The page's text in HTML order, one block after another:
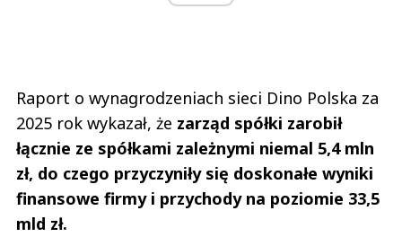
Raport o wynagrodzeniach sieci Dino Polska za
2025 rok wykazał, że zarząd spółki zarobił
łącznie ze spółkami zależnymi niemal 5,4 mln
zł, do czego przyczyniły się doskonałe wyniki
finansowe firmy i przychody na poziomie 33,5
mld zł.